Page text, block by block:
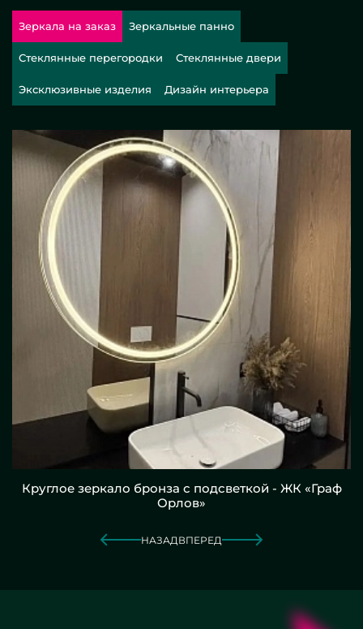
Зеркала на заказ Зеркальные панно
Стеклянные перегородки Стеклянные двери
Эксклюзивные изделия Дизайн интерьера
Круглое зеркало бронза с подсветкой - ЖК «Граф
Орлов»
НАЗАД ВПЕРЕД